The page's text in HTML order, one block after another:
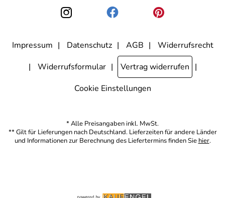
den Link "Abmelden" am Ende des Newsletters anklicke. Die
Datenschutzerklärung
habe ich zur Kenntnis genommen.
Impressum Datenschutz AGB
Widerrufsrecht
Widerrufsformular
Vertrag widerrufen
Cookie Einstellungen
* Alle Preisangaben inkl. MwSt.
** Gilt für Lieferungen nach Deutschland. Lieferzeiten für andere Länder
und Informationen zur Berechnung des Liefertermins finden Sie hier.